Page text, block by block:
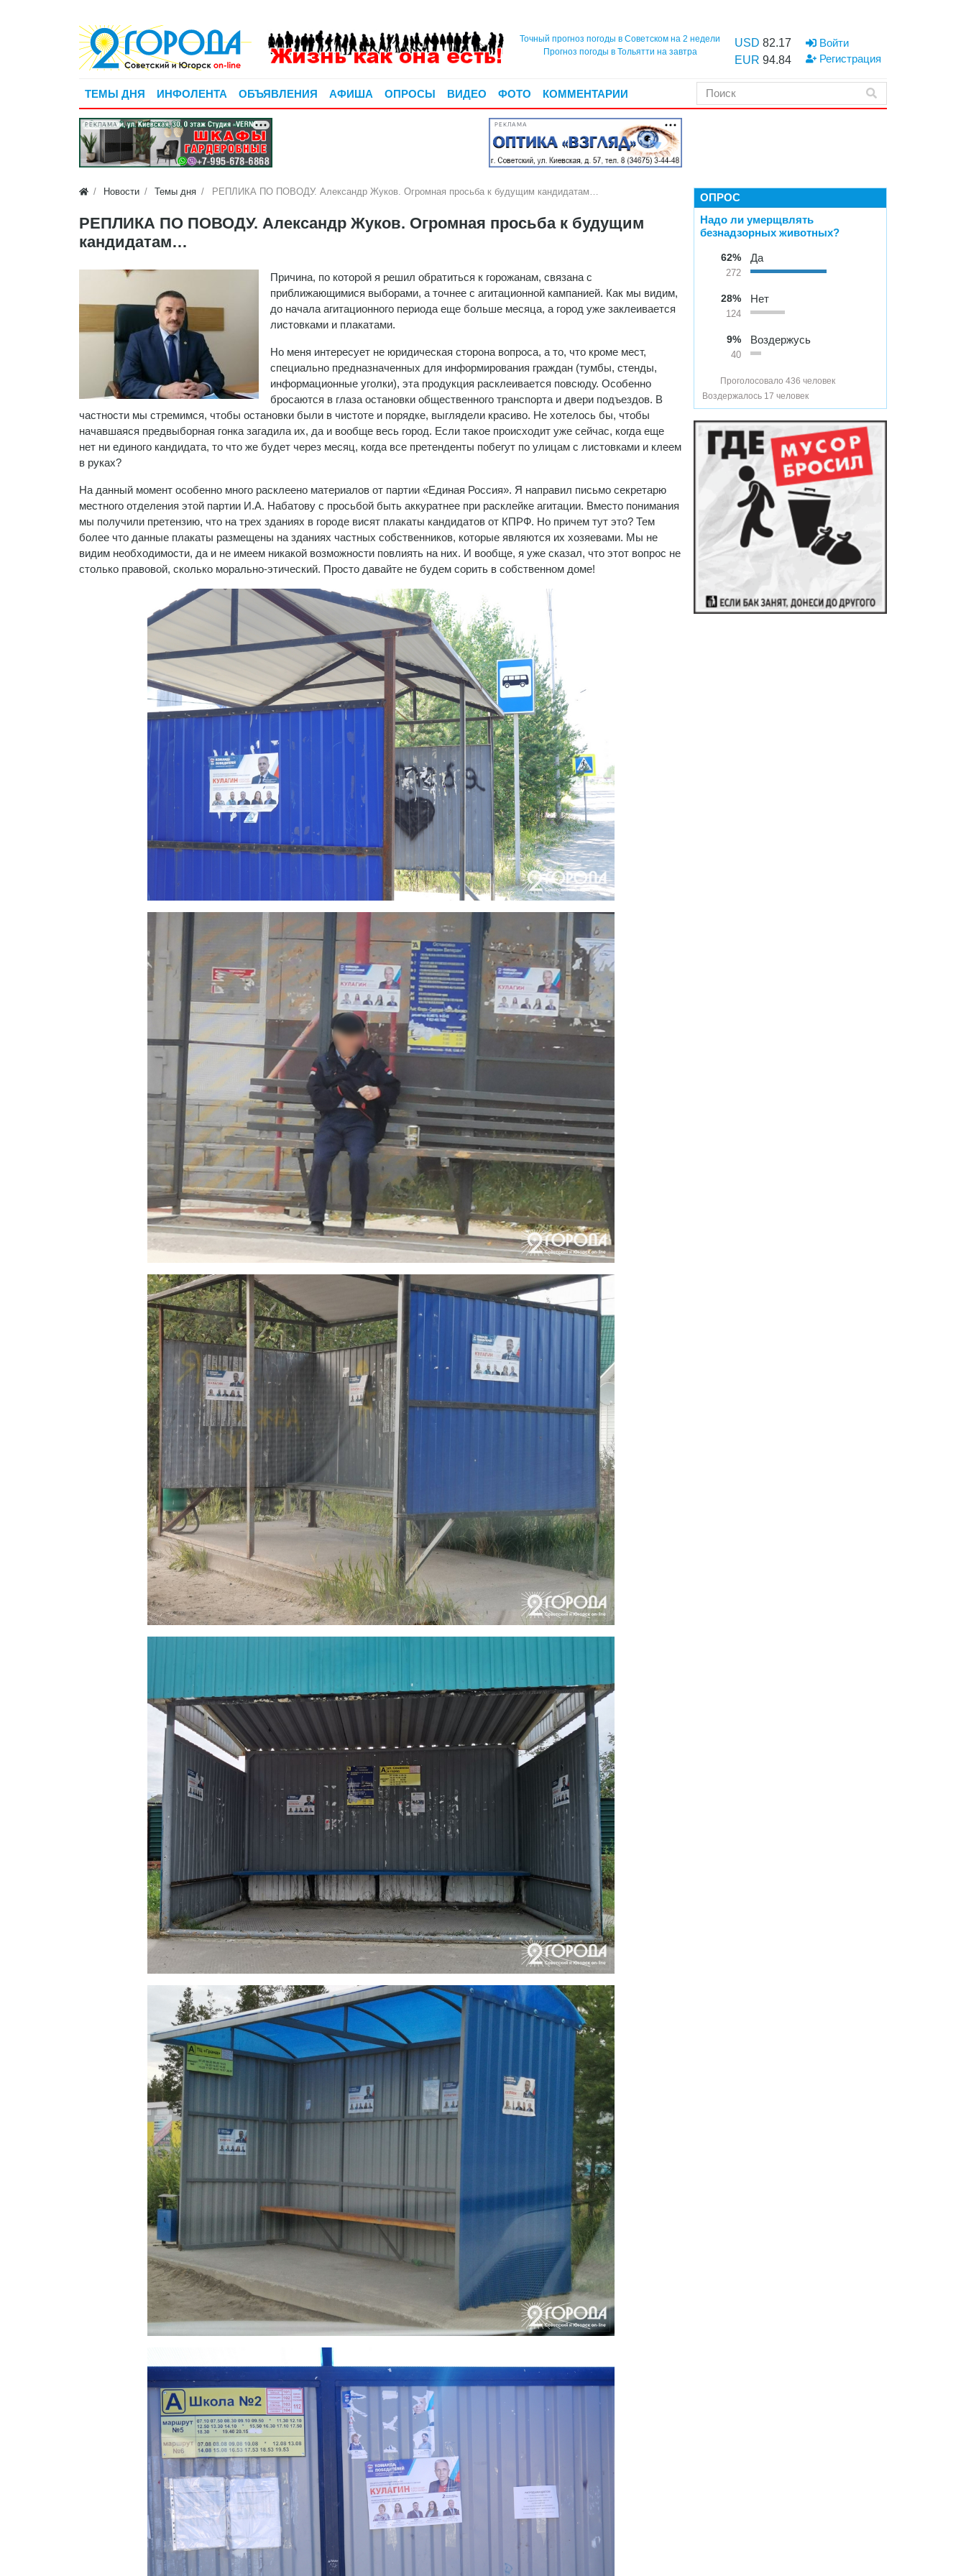
Точный прогноз погоды в Советском на 2 недели
Прогноз погоды в Тольятти на завтра
USD 82.17
EUR 94.84
Войти
Регистрация
ТЕМЫ ДНЯ ИНФОЛЕНТА ОБЪЯВЛЕНИЯ АФИША ОПРОСЫ ВИДЕО ФОТО КОММЕНТАРИИ
РЕКЛАМА РЕКЛАМА
Новости Темы дня РЕПЛИКА ПО ПОВОДУ. Александр Жуков. Огромная просьба к будущим кандидатам…
РЕПЛИКА ПО ПОВОДУ. Александр Жуков. Огромная просьба к будущим
кандидатам…
Причина, по которой я решил обратиться к горожанам, связана с
приближающимися выборами, а точнее с агитационной кампанией. Как мы видим,
до начала агитационного периода еще больше месяца, а город уже заклеивается
листовками и плакатами.
Но меня интересует не юридическая сторона вопроса, а то, что кроме мест,
специально предназначенных для информирования граждан (тумбы, стенды,
информационные уголки), эта продукция расклеивается повсюду. Особенно
бросаются в глаза остановки общественного транспорта и двери подъездов. В
частности мы стремимся, чтобы остановки были в чистоте и порядке, выглядели красиво. Не хотелось бы, чтобы
начавшаяся предвыборная гонка загадила их, да и вообще весь город. Если такое происходит уже сейчас, когда еще
нет ни единого кандидата, то что же будет через месяц, когда все претенденты побегут по улицам с листовками и клеем
в руках?
На данный момент особенно много расклеено материалов от партии «Единая Россия». Я направил письмо секретарю
местного отделения этой партии И.А. Набатову с просьбой быть аккуратнее при расклейке агитации. Вместо понимания
мы получили претензию, что на трех зданиях в городе висят плакаты кандидатов от КПРФ. Но причем тут это? Тем
более что данные плакаты размещены на зданиях частных собственников, которые являются их хозяевами. Мы не
видим необходимости, да и не имеем никакой возможности повлиять на них. И вообще, я уже сказал, что этот вопрос не
столько правовой, сколько морально-этический. Просто давайте не будем сорить в собственном доме!
ОПРОС
Надо ли умерщвлять
безнадзорных животных?
62%
272
Да
28%
124
Нет
9%
40
Воздержусь
Проголосовало 436 человек
Воздержалось 17 человек